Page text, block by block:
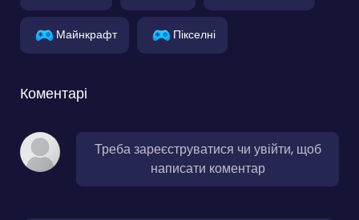
Майнкрафт Пікселні
Коментарі
Треба зареєструватися чи увійти, щоб
написати коментар